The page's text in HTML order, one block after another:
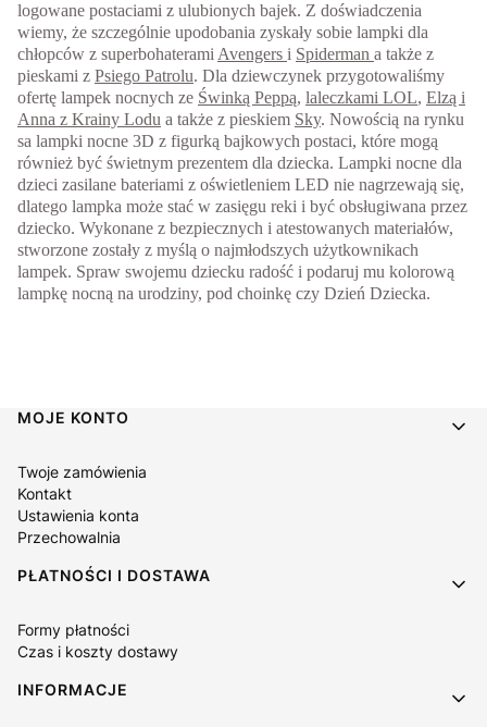
logowane postaciami z ulubionych bajek. Z doświadczenia
wiemy, że szczególnie upodobania zyskały sobie lampki dla
chłopców z superbohateramiAvengers i Spiderman a także z
pieskami z Psiego Patrolu. Dla dziewczynek przygotowaliśmy
ofertę lampek nocnych ze Świnką Peppą, laleczkami LOL, Elzą i
Anna z Krainy Lodu a także z pieskiem Sky. Nowością na rynku
sa lampki nocne 3D z figurką bajkowych postaci, które mogą
również być świetnym prezentem dla dziecka. Lampki nocne dla
dzieci zasilane bateriami z oświetleniem LED nie nagrzewają się,
dlatego lampka może stać w zasięgu reki i być obsługiwana przez
dziecko. Wykonane z bezpiecznych i atestowanych materiałów,
stworzone zostały z myślą o najmłodszych użytkownikach
lampek. Spraw swojemu dziecku radość i podaruj mu kolorową
lampkę nocną na urodziny, pod choinkę czy Dzień Dziecka.
Linki w stopce
MOJE KONTO
Twoje zamówienia
Kontakt
Ustawienia konta
Przechowalnia
PŁATNOŚCI I DOSTAWA
Formy płatności
Czas i koszty dostawy
INFORMACJE